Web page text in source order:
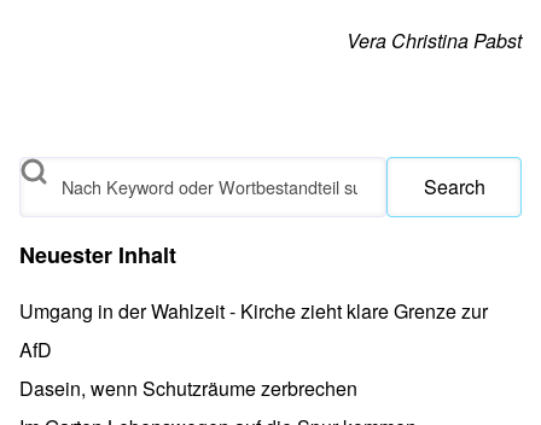
Vera Christina Pabst
Search
Neuester Inhalt
Umgang in der Wahlzeit - Kirche zieht klare Grenze zur
AfD
Dasein, wenn Schutzräume zerbrechen